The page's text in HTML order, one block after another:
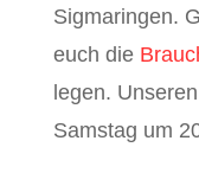
Sigmaringen.
euch die
legen.
Samstag um